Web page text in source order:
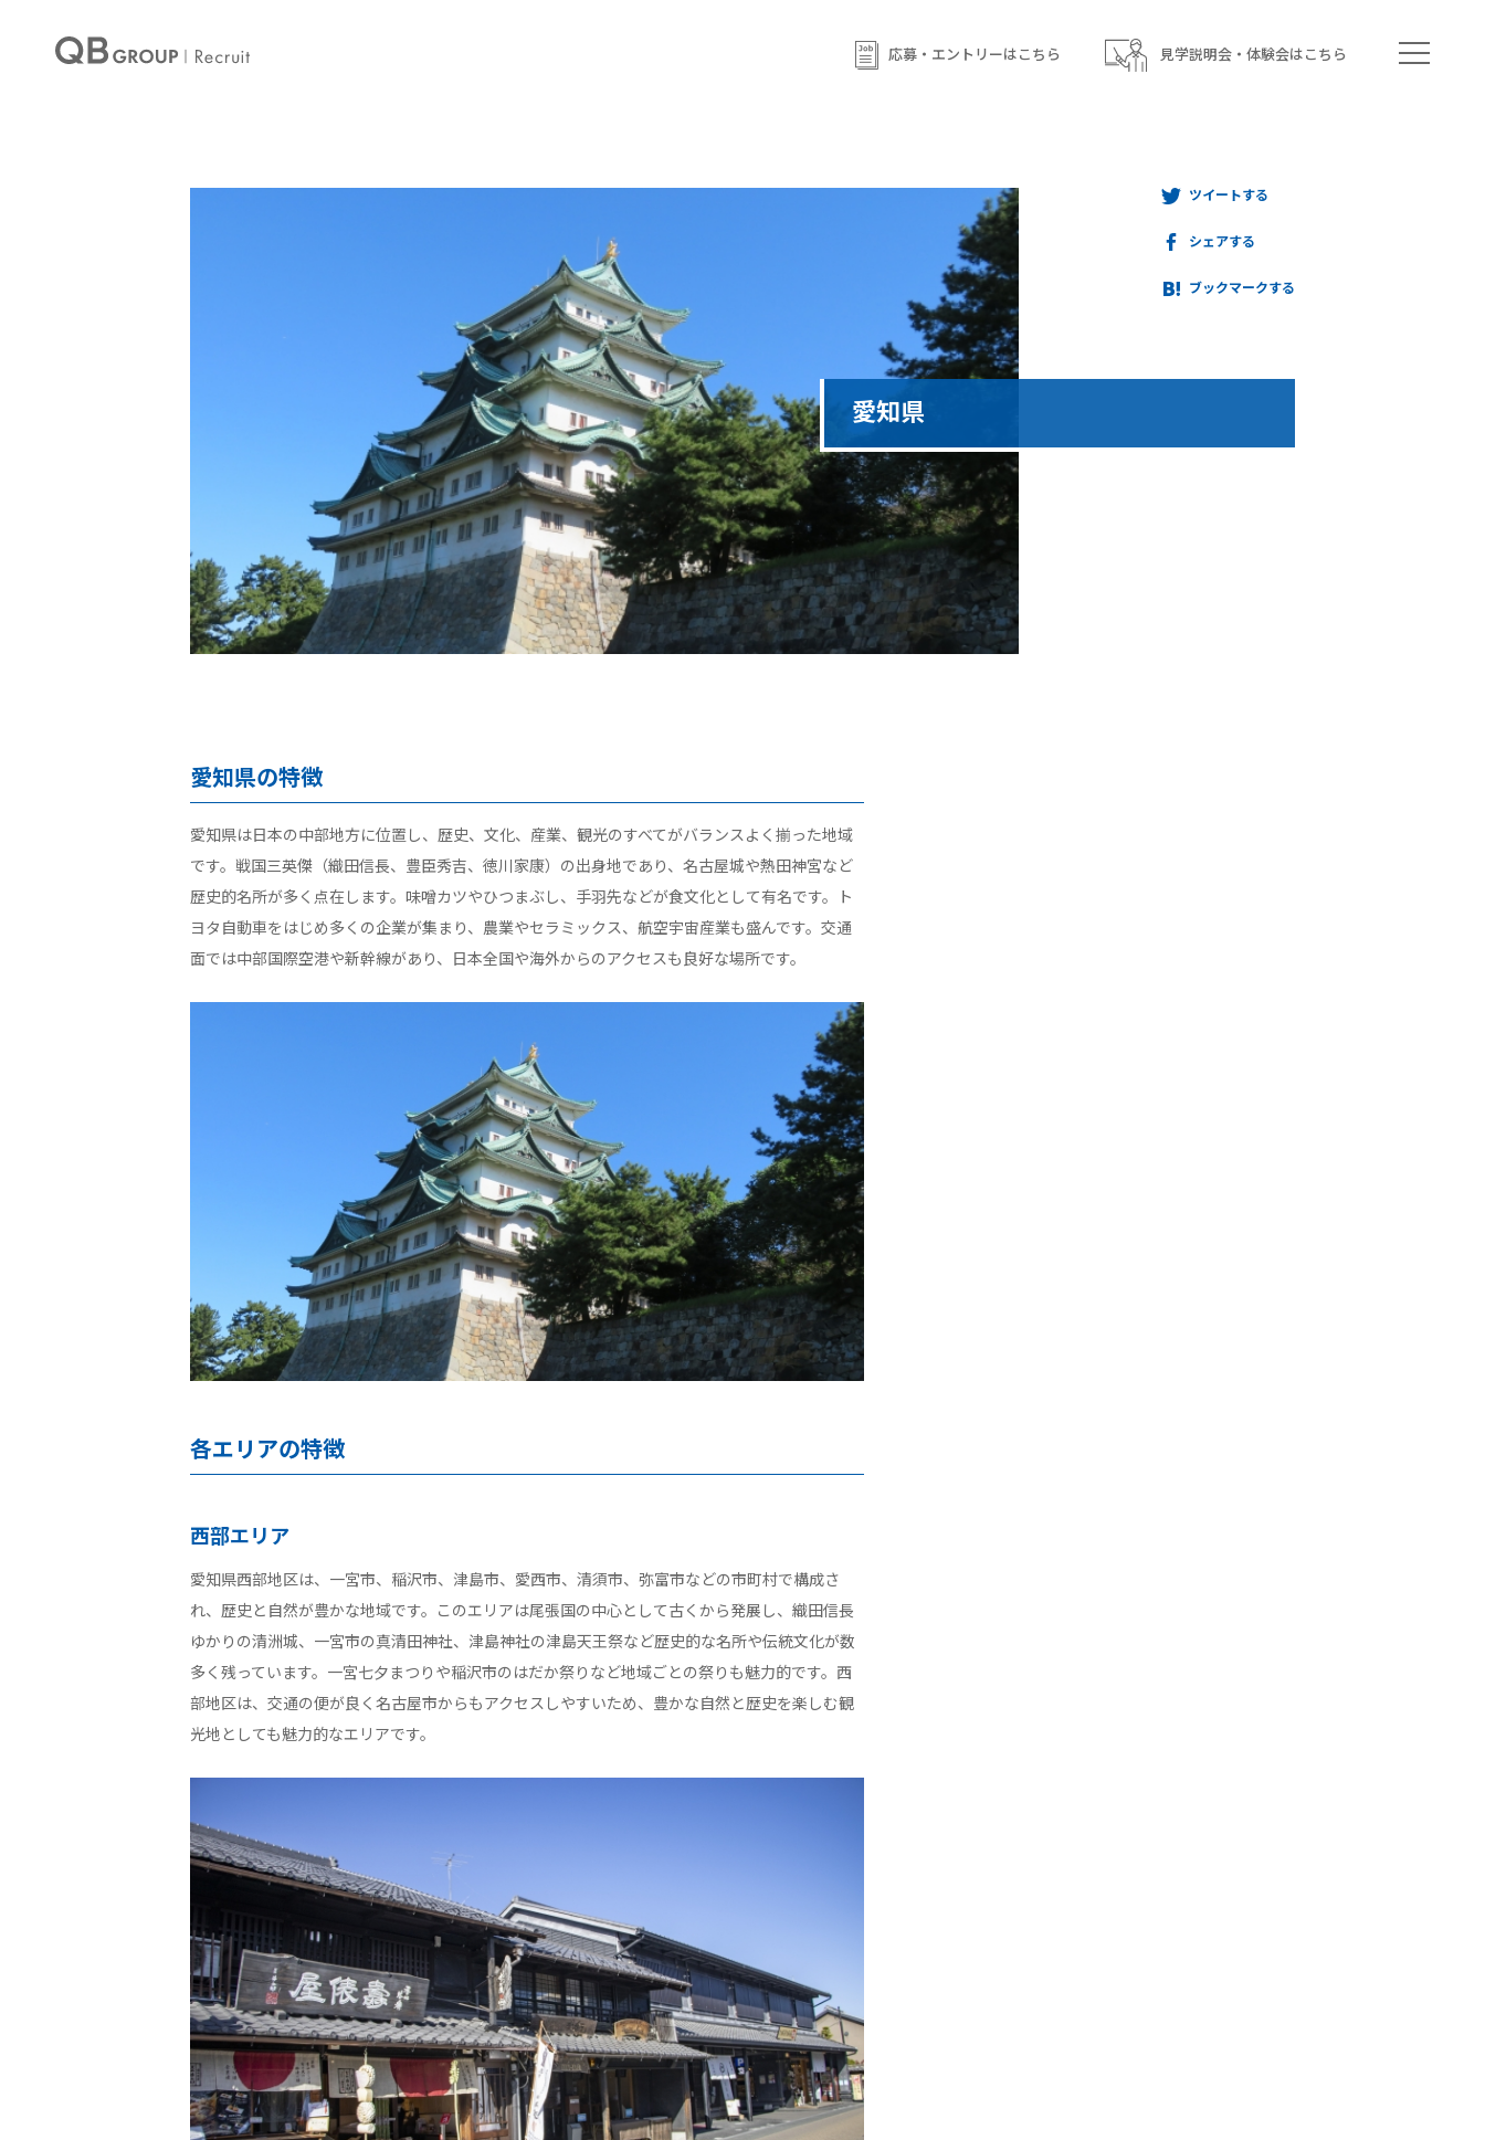
応募・エントリーはこちら 見学説明会・体験会はこちら
愛知県
ツイートする
シェアする
ブックマークする
愛知県の特徴
愛知県は日本の中部地方に位置し、歴史、文化、産業、観光のすべてがバランスよく揃った地域
です。戦国三英傑（織田信長、豊臣秀吉、徳川家康）の出身地であり、名古屋城や熱田神宮など
歴史的名所が多く点在します。味噌カツやひつまぶし、手羽先などが食文化として有名です。ト
ヨタ自動車をはじめ多くの企業が集まり、農業やセラミックス、航空宇宙産業も盛んです。交通
面では中部国際空港や新幹線があり、日本全国や海外からのアクセスも良好な場所です。
各エリアの特徴
西部エリア
愛知県西部地区は、一宮市、稲沢市、津島市、愛西市、清須市、弥富市などの市町村で構成さ
れ、歴史と自然が豊かな地域です。このエリアは尾張国の中心として古くから発展し、織田信長
ゆかりの清洲城、一宮市の真清田神社、津島神社の津島天王祭など歴史的な名所や伝統文化が数
多く残っています。一宮七夕まつりや稲沢市のはだか祭りなど地域ごとの祭りも魅力的です。西
部地区は、交通の便が良く名古屋市からもアクセスしやすいため、豊かな自然と歴史を楽しむ観
光地としても魅力的なエリアです。